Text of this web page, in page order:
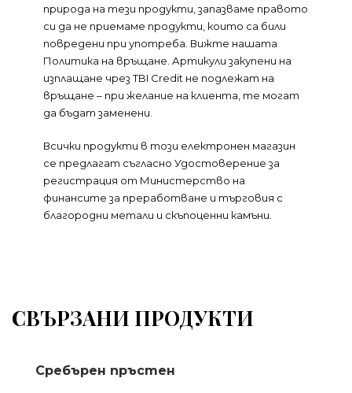
природа на тези продукти, запазваме правото
си да не приемаме продукти, които са били
повредени при употреба. Вижте нашата
Политика на връщане. Артикули закупени на
изплащане чрез TBI Credit не подлежат на
връщане – при желание на клиента, те могат
да бъдат заменени.
Всички продукти в този електронен магазин
се предлагат съгласно Удостоверение за
регистрация от Министерство на
финансите за преработване и търговия с
благородни метали и скъпоценни камъни.
СВЪРЗАНИ ПРОДУКТИ
Сребърен пръстен